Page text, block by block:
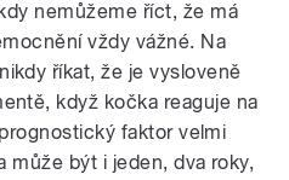
nemůžeme říct, že má
vždy vážné. Na
říkat, že je vysloveně
když kočka reaguje na
faktor velmi
může být i jeden, dva roky,